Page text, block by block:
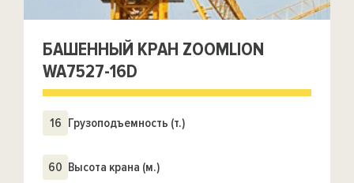
БАШЕННЫЙ КРАН ZOOMLION
WA7527-16D
16 Грузоподъемность (т.)
60 Высота крана (м.)